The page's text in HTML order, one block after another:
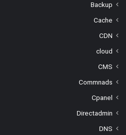
Backup
Cache
CDN
cloud
CMS
Commnads
Cpanel
Directadmin
DNS